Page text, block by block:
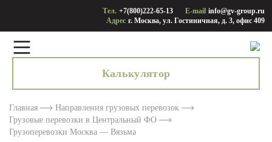
Тел. +7(800)222-65-13 E-mail info@gv-group.ru
Адрес г. Москва, ул. Гостиничная, д. 3, офис 409
Калькулятор
Главная
Направления грузовых перевозок
Грузовые перевозки в Центральный ФО
Грузоперевозки Москва — Вязьма